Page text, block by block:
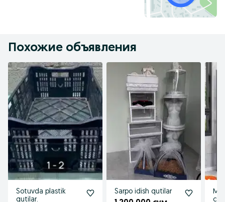
Похожие объявления
Sotuvda plastik
qutilar.
Sarpo idish qutilar